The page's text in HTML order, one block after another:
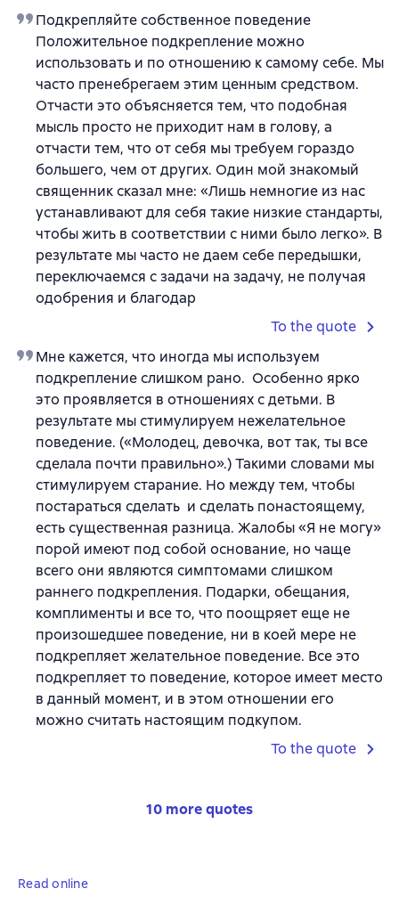
Подкрепляйте собственное поведение
Положительное подкрепление можно
использовать и по отношению к самому себе. Мы
часто пренебрегаем этим ценным средством.
Отчасти это объясняется тем, что подобная
мысль просто не приходит нам в голову, а
отчасти тем, что от себя мы требуем гораздо
большего, чем от других. Один мой знакомый
священник сказал мне: «Лишь немногие из нас
устанавливают для себя такие низкие стандарты,
чтобы жить в соответствии с ними было легко». В
результате мы часто не даем себе передышки,
переключаемся с задачи на задачу, не получая
одобрения и благодар
To the quote
Мне кажется, что иногда мы используем
подкрепление слишком рано. Особенно ярко
это проявляется в отношениях с детьми. В
результате мы стимулируем нежелательное
поведение. («Молодец, девочка, вот так, ты все
сделала почти правильно».) Такими словами мы
стимулируем старание. Но между тем, чтобы
постараться сделать и сделать понастоящему,
есть существенная разница. Жалобы «Я не могу»
порой имеют под собой основание, но чаще
всего они являются симптомами слишком
раннего подкрепления. Подарки, обещания,
комплименты и все то, что поощряет еще не
произошедшее поведение, ни в коей мере не
подкрепляет желательное поведение. Все это
подкрепляет то поведение, которое имеет место
в данный момент, и в этом отношении его
можно считать настоящим подкупом.
To the quote
10 more quotes
Read online